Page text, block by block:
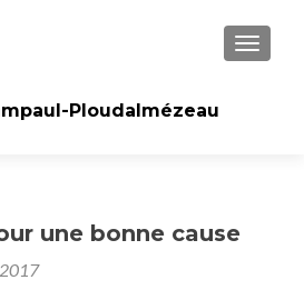
Ploudalmézeau
une bonne cause